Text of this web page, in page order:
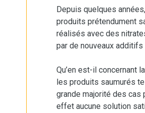
Depuis quelques
produits prétendument
réalisés avec des
par de nouveaux
Qu’en est-il concernant
les produits saumurés
grande majorité des cas
effet aucune solution